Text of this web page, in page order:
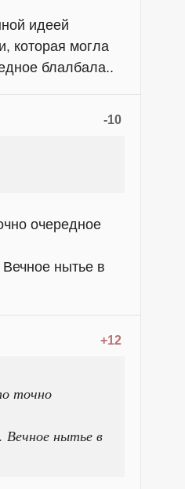
идеей
которая могла
блалбала..
-10
очередное
нытье в
+12
точно
Вечное нытье в